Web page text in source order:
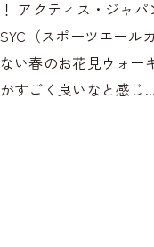
アクティス・ジャ
（スポーツエール
ない春のお花見ウォ
すごく良いなと感じ...